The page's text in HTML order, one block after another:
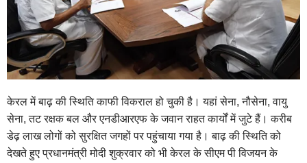
केरल में बाढ़ की स्थिति काफी विकराल हो चुकी है। यहां सेना, नौसेना, वायु
सेना, तट रक्षक बल और एनडीआरएफ के जवान राहत कार्यों में जुटे हैं। करीब
डेढ़ लाख लोगों को सुरक्षित जगहों पर पहुंचाया गया है। बाढ़ की स्थिति को
देखते हुए प्रधानमंत्री मोदी शुक्रवार को भी केरल के सीएम पी विजयन के